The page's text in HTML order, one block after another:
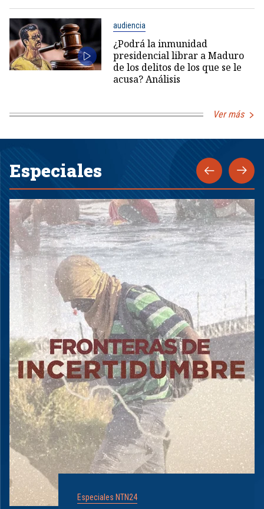
audiencia
¿Podrá la inmunidad
presidencial librar a Maduro
de los delitos de los que se le
acusa? Análisis
Ver más
Especiales
Especiales NTN24